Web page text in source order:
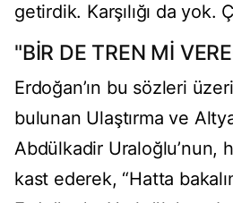
getirdik. Karşılığı da yok.
"BİR DE TREN Mİ
Erdoğan’ın bu sözleri
bulunan Ulaştırma ve
Abdülkadir Uraloğlu’nun,
kast ederek, “Hatta